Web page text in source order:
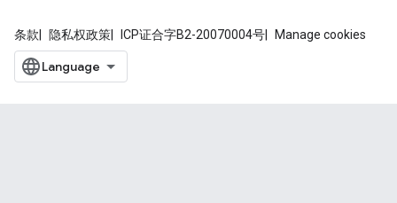
条款 隐私权政策 ICP证合字B2-20070004号 Manage cookies